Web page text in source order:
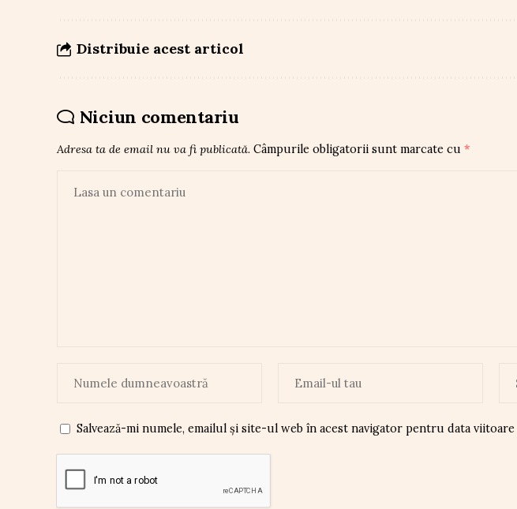
Distribuie acest articol
Niciun comentariu
Adresa ta de email nu va fi publicată. Câmpurile obligatorii sunt marcate cu *
Salvează-mi numele, emailul și site-ul web în acest navigator pentru data viitoare